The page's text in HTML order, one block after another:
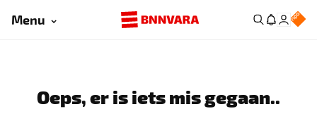
Menu
Oeps, er is iets mis gegaan..